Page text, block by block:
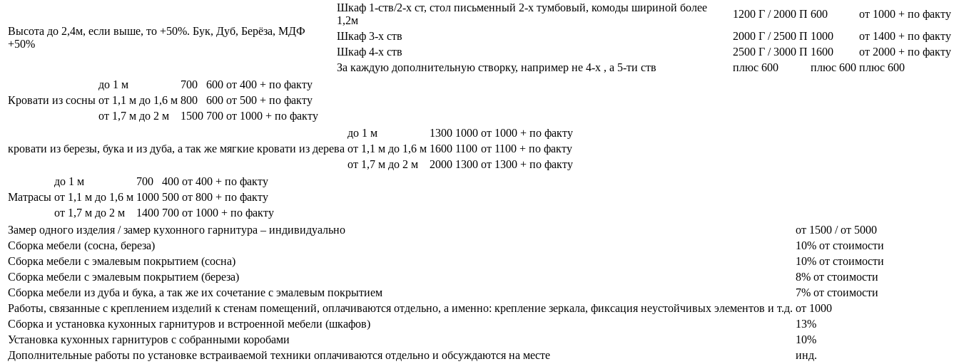
Высота до 2,4м, если выше, то +50%. Бук, Дуб, Берёза, МДФ
+50%
Шкаф 1-ств/2-х ст, стол письменный 2-х тумбовый, комоды шириной более
1,2м
1200 Г / 2000 П 600
от 1000 + по факту
Шкаф 3-х ств
2000 Г / 2500 П 1000
от 1400 + по факту
Шкаф 4-х ств
2500 Г / 3000 П 1600
от 2000 + по факту
За каждую дополнительную створку, например не 4-х , а 5-ти ств
плюс 600 плюс 600 плюс 600
Кровати из сосны
до 1 м 700 600 от 400 + по факту
от 1,1 м до 1,6 м 800 600 от 500 + по факту
от 1,7 м до 2 м
1500 700 от 1000 + по факту
кровати из березы, бука и из дуба, а так же мягкие кровати из дерева
до 1 м 1300 1000 от 1000 + по факту
от 1,1 м до 1,6 м 1600 1100 от 1100 + по факту
от 1,7 м до 2 м
2000 1300 от 1300 + по факту
Матрасы
до 1 м 700 400 от 400 + по факту
от 1,1 м до 1,6 м 1000 500 от 800 + по факту
от 1,7 м до 2 м
1400 700 от 1000 + по факту
Замер одного изделия / замер кухонного гарнитура – индивидуально
от 1500 / от 5000
Сборка мебели (сосна, береза)
10% от стоимости
Сборка мебели с эмалевым покрытием (сосна)
10% от стоимости
Сборка мебели с эмалевым покрытием (береза)
8% от стоимости
Сборка мебели из дуба и бука, а так же их сочетание с эмалевым покрытием
7% от стоимости
Работы, связанные с креплением изделий к стенам помещений, оплачиваются отдельно, а именно: крепление зеркала, фиксация неустойчивых элементов и т.д. от 1000
Сборка и установка кухонных гарнитуров и встроенной мебели (шкафов)
13%
Установка кухонных гарнитуров с собранными коробами
10%
Дополнительные работы по установке встраиваемой техники оплачиваются отдельно и обсуждаются на месте
инд.